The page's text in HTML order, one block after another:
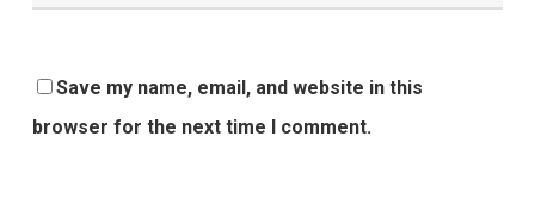
Save my name, email, and website in this
browser for the next time I comment.